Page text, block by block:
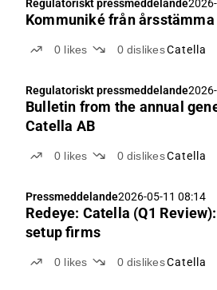
Regulatoriskt pressmeddelande
Kommuniké från
0 likes 0 dislikesCatella
Regulatoriskt pressmeddelande
Bulletin from the annual
Catella AB
0 likes 0 dislikesCatella
Pressmeddelande2026-05-11 08:14
Redeye: Catella (Q1
setup firms
0 likes 0 dislikesCatella